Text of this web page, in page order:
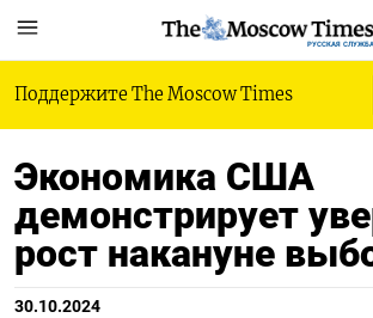
РУССКАЯ СЛУЖБА
Поддержите The Moscow Times
Экономика США
демонстрирует
рост накануне
30.10.2024